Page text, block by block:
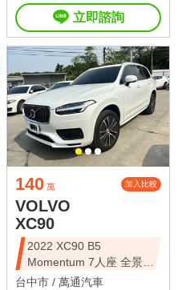
立即諮詢
140 萬 加入比較
VOLVO
XC90
2022 XC90 B5
Momentum 7人座 全景天
窗
台中市 / 萬通汽車